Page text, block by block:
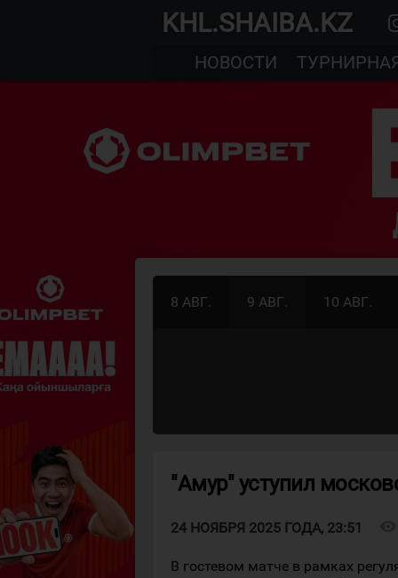
KHL.SHAIBA.KZ
НОВОСТИ
8 АВГ. 9 АВГ. 10 АВГ.
"Амур" уступил
24 НОЯБРЯ 2025 ГОДА, 23:51
В гостевом матче в рамках